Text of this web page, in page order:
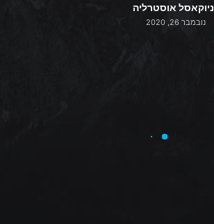
ניוקאסל אוסטרליה
נובמבר 26, 2020